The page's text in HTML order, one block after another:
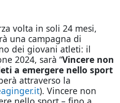
volta in soli 24 mesi,
una campagna di
dei giovani atleti: il
2024, sarà “Vincere non
a emergere nello sport
attraverso la
). Vincere non